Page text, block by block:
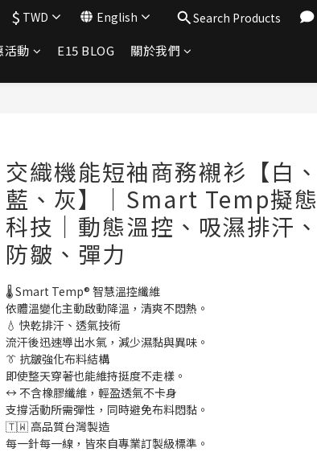
$ TWD English Search Products
活動 E15 BLOG 關於我們
交織機能短袖商務襯衫【白、
藍、灰】│Smart Temp擬態
科技│動態溫控、吸濕排汗、
防皺、彈力
🌡️ Smart Temp® 智慧溫控纖維
依體溫變化主動啟動降溫，清爽不悶熱。
💧 快乾排汗、透氣技術
流汗後迅速導出水氣，減少濕黏與異味。
👔 抗皺強化布料結構
即使整天穿著也能維持挺度不走樣。
↔ 不含橡膠纖維，輕盈透氣不卡身
支撐活動所需彈性，同時避免布料悶黏。
🇹🇼 高品質台灣製造
每一針每一線，皆來自專業訂製級標準。